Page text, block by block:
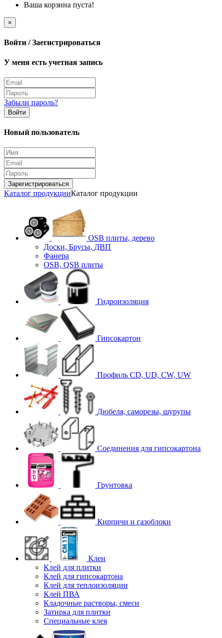
Ваша корзина пуста!
×
Войти / Заегистрироваться
У меня есть учетная запись
Забыли пароль?
Войти
Новый пользователь
Зарегистрироваться
Каталог продукцииКаталог продукции
OSB плиты, дерево
Доски, Брусы, ДВП
Фанера
OSB, QSB плиты
Гидроизоляция
Гипсокартон
Профиль CD, UD, CW, UW
Дюбеля, саморезы, шурупы
Соединения для гипcокартона
Грунтовка
Кирпичи и газоблоки
Клеи
Клей для плитки
Клей для гипсокартона
Клей для теплоизоляции
Клей ПВА
Кладочные растворы, смеси
Затирка для плитки
Специальные клея